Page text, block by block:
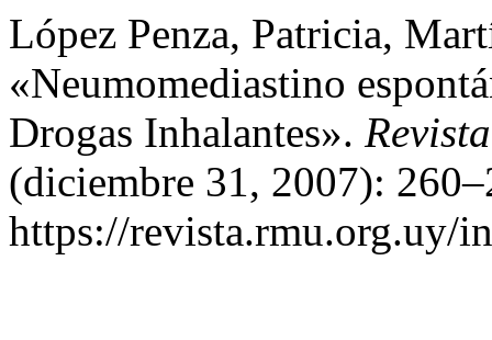
López Penza, Patricia,
«Neumomediastino
Drogas Inhalantes».
(diciembre 31, 2007):
https://revista.rmu.org.uy/